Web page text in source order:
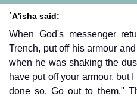
`A'isha said:
When God's messenger
Trench, put off his armour
when he was shaking the
have put off your armour, but
done so. Go out to them."